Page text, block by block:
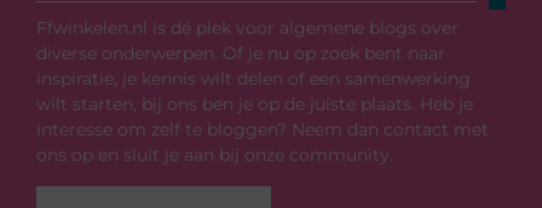
Ffwinkelen.nl is dé plek voor algemene blogs over
diverse onderwerpen. Of je nu op zoek bent naar
inspiratie, je kennis wilt delen of een samenwerking
wilt starten, bij ons ben je op de juiste plaats. Heb je
interesse om zelf te bloggen? Neem dan contact met
ons op en sluit je aan bij onze community.